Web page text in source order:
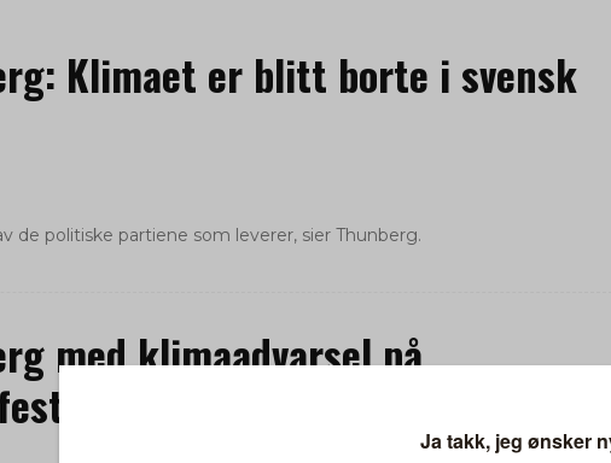
Klimaet er blitt borte i svensk
de politiske partiene som leverer, sier Thunberg.
med klimaadvarsel på